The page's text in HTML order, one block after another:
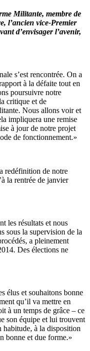
Militante, membre de
l’ancien vice-Premier
d’envisager l’avenir,
s’est rencontrée. On a
à la défaite tout en
poursuivre notre
critique et de
Nous allons voir et
impliquera une remise
à jour de notre projet
de fonctionnement.»
redéfinition de notre
la rentrée de janvier
les résultats et nous
sous la supervision de la
a pleinement
Des élections ne
élus et souhaitons bonne
qu’il va mettre en
à un temps de grâce – ce
son équipe et lui trouvent
habitude, à la disposition
bonne et due forme.»